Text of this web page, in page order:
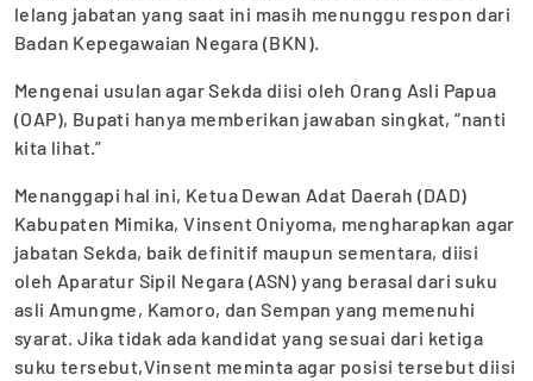
lelang jabatan yang saat ini masih menunggu respon dari
Badan Kepegawaian Negara (BKN).
Mengenai usulan agar Sekda diisi oleh Orang Asli Papua
(OAP), Bupati hanya memberikan jawaban singkat, “nanti
kita lihat.”
Menanggapi hal ini, Ketua Dewan Adat Daerah (DAD)
Kabupaten Mimika, Vinsent Oniyoma, mengharapkan agar
jabatan Sekda, baik definitif maupun sementara, diisi
oleh Aparatur Sipil Negara (ASN) yang berasal dari suku
asli Amungme, Kamoro, dan Sempan yang memenuhi
syarat. Jika tidak ada kandidat yang sesuai dari ketiga
suku tersebut,Vinsent meminta agar posisi tersebut diisi